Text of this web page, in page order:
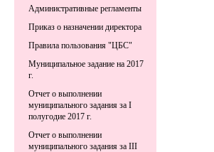
Административные регламенты
Приказ о назначении директора
Правила пользования "ЦБС"
Муниципальное задание на 2017
г.
Отчет о выполнении
муниципального задания за I
полугодие 2017 г.
Отчет о выполнении
муниципального задания за III